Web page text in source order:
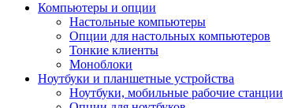
Компьютеры и опции
Настольные компьютеры
Опции для настольных компьютеров
Тонкие клиенты
Моноблоки
Ноутбуки и планшетные устройства
Ноутбуки, мобильные рабочие станции